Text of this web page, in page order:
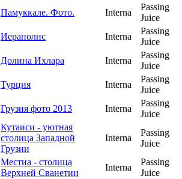
Памуккале. Фото.
Interna
Passing
Juice
Иераполис
Interna
Passing
Juice
Долина Ихлара
Interna
Passing
Juice
Турция
Interna
Passing
Juice
Грузия фото 2013
Interna
Passing
Juice
Кутаиси - уютная
столица Западной
Грузии
Interna
Passing
Juice
Местиа - столица
Верхней Сванетии
Interna
Passing
Juice